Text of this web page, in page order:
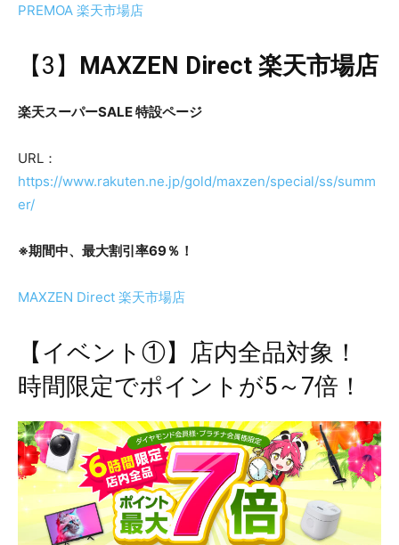
PREMOA 楽天市場店
【3】 MAXZEN Direct 楽天市場店
楽天スーパーSALE 特設ページ
URL：
https://www.rakuten.ne.jp/gold/maxzen/special/ss/summ
er/
※期間中、最大割引率69％！
MAXZEN Direct 楽天市場店
【イベント①】店内全品対象！
時間限定でポイントが5～7倍！